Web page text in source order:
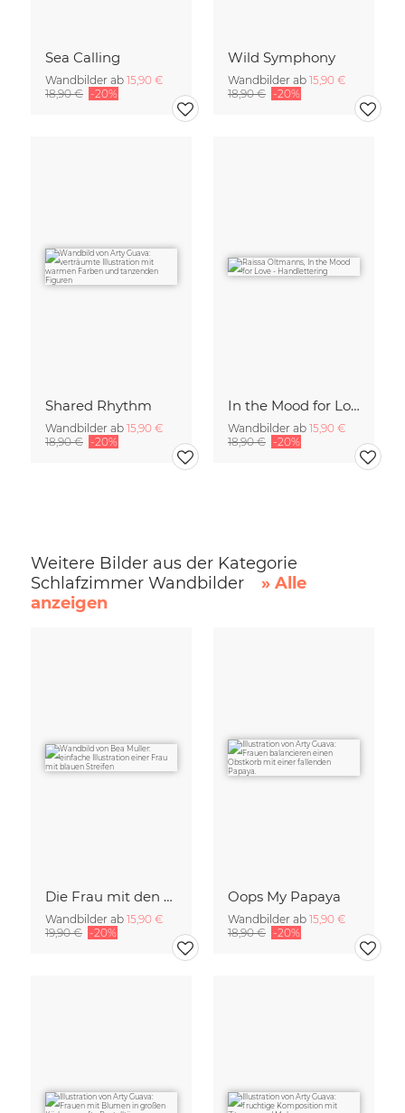
Sea Calling
Wandbilder ab 15,90 €
18,90 € -20%
Wild Symphony
Wandbilder ab 15,90 €
18,90 € -20%
Shared Rhythm
Wandbilder ab 15,90 €
18,90 € -20%
In the Mood for Love - Handlettering
Wandbilder ab 15,90 €
18,90 € -20%
Weitere Bilder aus der Kategorie
Schlafzimmer Wandbilder
» Alle
anzeigen
Die Frau mit den blaue Streifen
Wandbilder ab 15,90 €
19,90 € -20%
Oops My Papaya
Wandbilder ab 15,90 €
18,90 € -20%